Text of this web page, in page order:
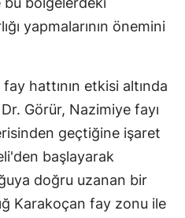
Malatya
Mardin
Muğla
Nevşehir
yapmalarının önemini
hattının etkisi altında
Görür, Nazimiye fayı
geçtiğine işaret
başlayarak
doğru uzanan bir
Karakoçan fay zonu ile